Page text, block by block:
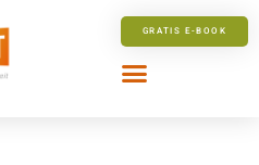
GRATIS E-BOOK